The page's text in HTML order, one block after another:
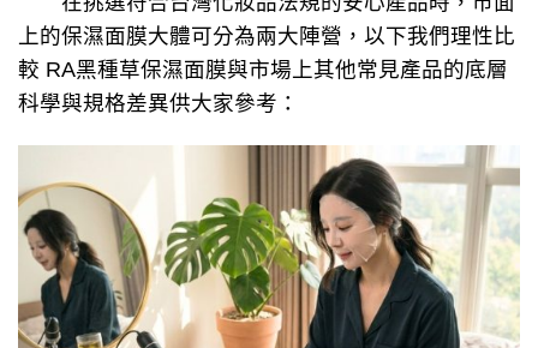
上的保濕面膜大體可分為兩大陣營，以下我們理性比
較 RA黑種草保濕面膜與市場上其他常見產品的底層
科學與規格差異供大家參考：